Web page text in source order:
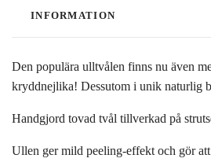
INFORMATION
Den populära ulltvålen finns nu även
kryddnejlika! Dessutom i unik naturlig
Handgjord tovad tvål tillverkad på
Ullen ger mild peeling-effekt och gör